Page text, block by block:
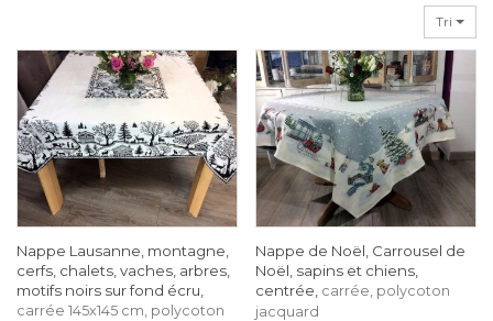
Tri
Nappe Lausanne, montagne,
cerfs, chalets, vaches, arbres,
motifs noirs sur fond écru,
carrée 145x145 cm, polycoton
Nappe de Noël, Carrousel de
Noël, sapins et chiens,
centrée, carrée, polycoton
jacquard